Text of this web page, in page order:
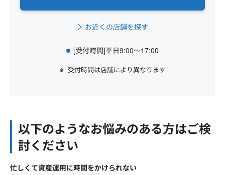
お近くの店舗を探す
[受付時間]平日9:00～17:00
受付時間は店舗により異なります
以下のようなお悩みのある方はご検
討ください
忙しくて資産運用に時間をかけられない